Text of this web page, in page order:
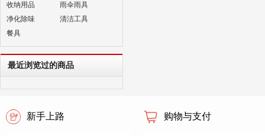
收纳用品
雨伞雨具
净化除味
清洁工具
餐具
最近浏览过的商品
新手上路 购物与支付